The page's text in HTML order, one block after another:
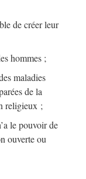
de créer leur
hommes ;
maladies
de la
religieux ;
le pouvoir de
ouverte ou